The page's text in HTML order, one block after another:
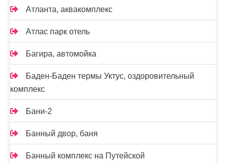
Атланта, аквакомплекс
Атлас парк отель
Багира, автомойка
Баден-Баден термы Уктус, оздоровительный
комплекс
Бани-2
Банный двор, баня
Банный комплекс на Путейской